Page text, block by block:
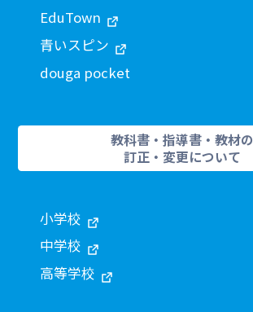
EduTown
青いスピン
douga pocket
教科書・指導書・教材の
訂正・変更について
小学校
中学校
高等学校